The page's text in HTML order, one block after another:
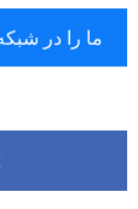
ما را در